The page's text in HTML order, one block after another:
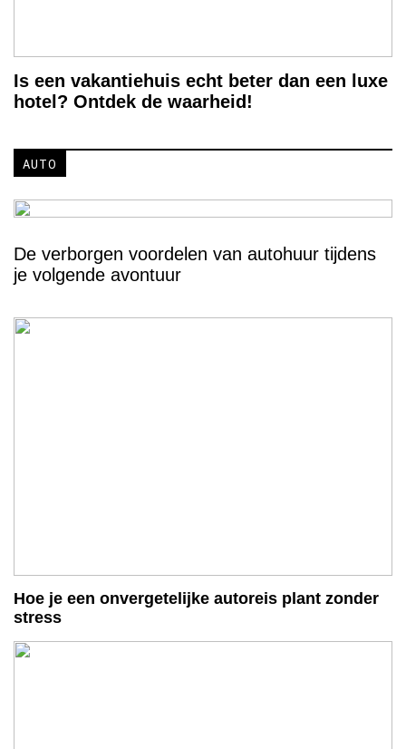
Is een vakantiehuis echt beter dan een luxe
hotel? Ontdek de waarheid!
AUTO
De verborgen voordelen van autohuur tijdens
je volgende avontuur
Hoe je een onvergetelijke autoreis plant zonder
stress